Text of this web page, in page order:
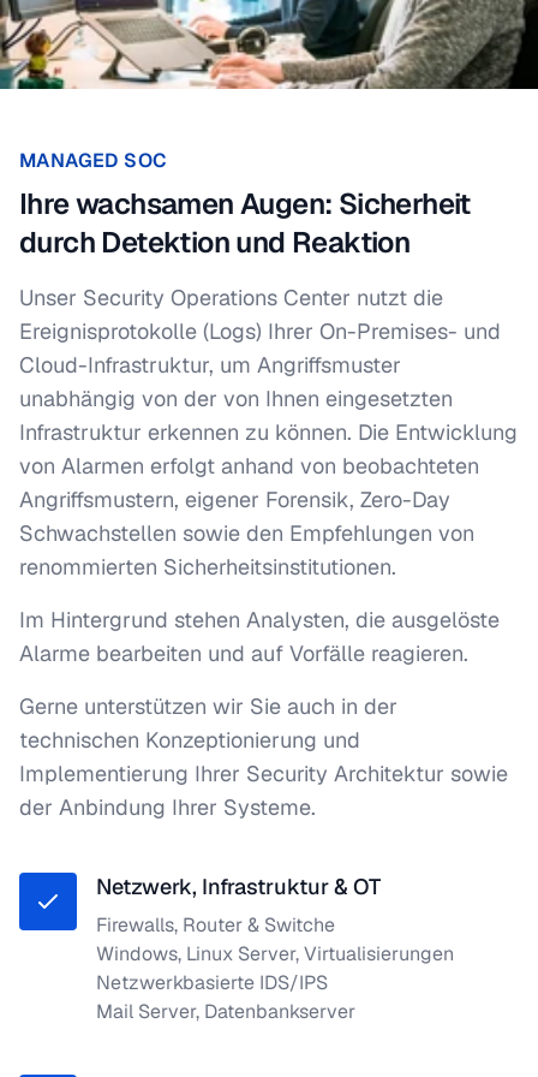
MANAGED SOC
Ihre wachsamen Augen: Sicherheit
durch Detektion und Reaktion
Unser Security Operations Center nutzt die
Ereignisprotokolle (Logs) Ihrer On-Premises- und
Cloud-Infrastruktur, um Angriffsmuster
unabhängig von der von Ihnen eingesetzten
Infrastruktur erkennen zu können. Die Entwicklung
von Alarmen erfolgt anhand von beobachteten
Angriffsmustern, eigener Forensik, Zero-Day
Schwachstellen sowie den Empfehlungen von
renommierten Sicherheitsinstitutionen.
Im Hintergrund stehen Analysten, die ausgelöste
Alarme bearbeiten und auf Vorfälle reagieren.
Gerne unterstützen wir Sie auch in der
technischen Konzeptionierung und
Implementierung Ihrer Security Architektur sowie
der Anbindung Ihrer Systeme.
Netzwerk, Infrastruktur & OT
Firewalls, Router & Switche
Windows, Linux Server, Virtualisierungen
Netzwerkbasierte IDS/IPS
Mail Server, Datenbankserver